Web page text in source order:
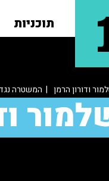
תוכניות
ודורון הרמן | המשטרה